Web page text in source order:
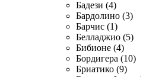
Бадези (4)
Бардолино (3)
Барчис (1)
Белладжио (5)
Бибионе (4)
Бордигера (10)
Бриатико (9)